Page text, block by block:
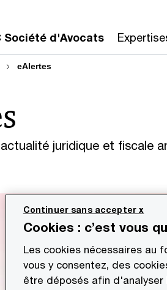
Société d'Avocats
eAlertes
juridique et fiscale
Cookies : c’est vous
Les cookies nécessaires au
vous y consentez, des
être déposés afin
Continuer sans accepter x